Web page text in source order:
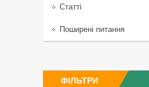
Статті
Поширені питання
ФІЛЬТРИ